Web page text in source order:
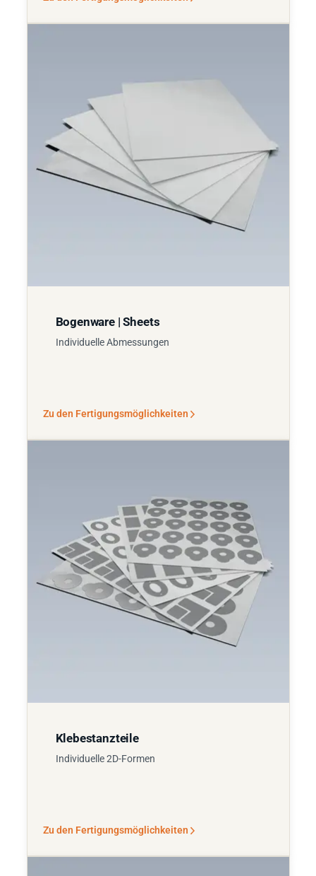
Bogenware | Sheets
Individuelle Abmessungen
Zu den Fertigungsmöglichkeiten
Klebestanzteile
Individuelle 2D-Formen
Zu den Fertigungsmöglichkeiten